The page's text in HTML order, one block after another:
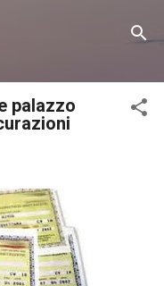
palazzo